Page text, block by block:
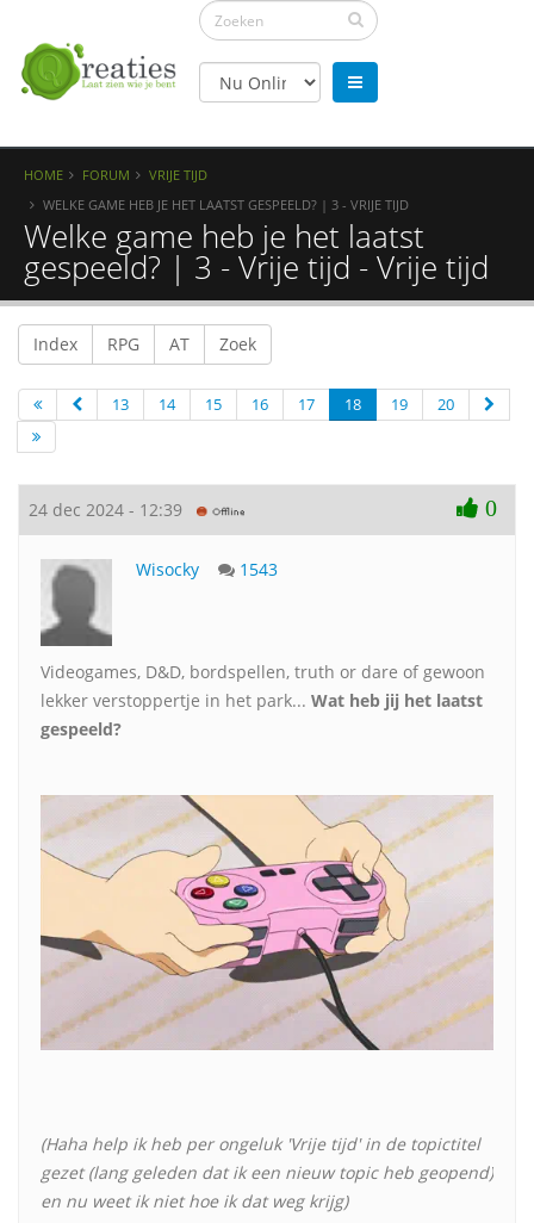
HOME FORUM
VRIJE TIJD
WELKE GAME HEB JE HET LAATST GESPEELD? | 3 - VRIJE TIJD
Welke game heb je het laatst
gespeeld? | 3 - Vrije tijd - Vrije tijd
Index RPG AT Zoek
13 14 15 16 17 18 19 20
24 dec 2024 - 12:39 0
Wisocky 1543
Videogames, D&D, bordspellen, truth or dare of gewoon
lekker verstoppertje in het park... Wat heb jij het laatst
gespeeld?
(Haha help ik heb per ongeluk 'Vrije tijd' in de topictitel
gezet (lang geleden dat ik een nieuw topic heb geopend)
en nu weet ik niet hoe ik dat weg krijg)